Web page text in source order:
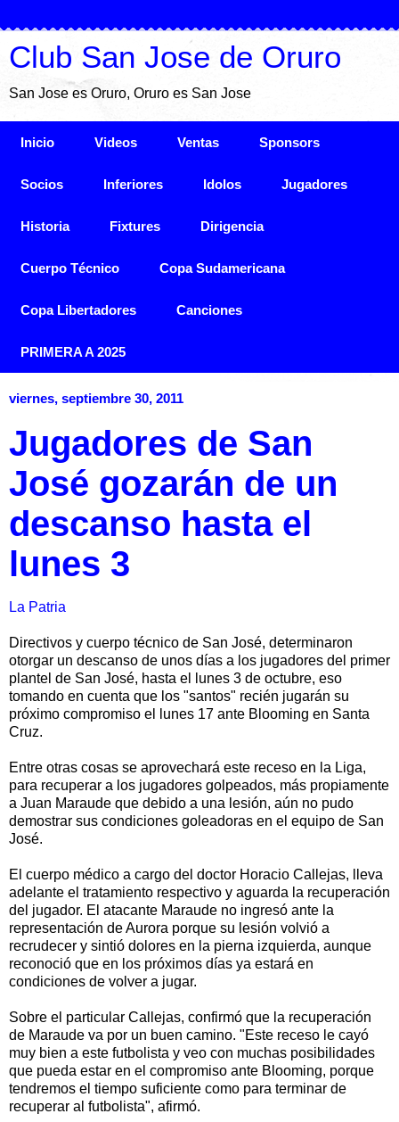
Club San Jose de Oruro
San Jose es Oruro, Oruro es San Jose
Inicio Videos Ventas Sponsors
Socios Inferiores Idolos Jugadores
Historia Fixtures Dirigencia
Cuerpo Técnico Copa Sudamericana
Copa Libertadores Canciones
PRIMERA A 2025
viernes, septiembre 30, 2011
Jugadores de San
José gozarán de un
descanso hasta el
lunes 3
La Patria
Directivos y cuerpo técnico de San José, determinaron
otorgar un descanso de unos días a los jugadores del primer
plantel de San José, hasta el lunes 3 de octubre, eso
tomando en cuenta que los "santos" recién jugarán su
próximo compromiso el lunes 17 ante Blooming en Santa
Cruz.
Entre otras cosas se aprovechará este receso en la Liga,
para recuperar a los jugadores golpeados, más propiamente
a Juan Maraude que debido a una lesión, aún no pudo
demostrar sus condiciones goleadoras en el equipo de San
José.
El cuerpo médico a cargo del doctor Horacio Callejas, lleva
adelante el tratamiento respectivo y aguarda la recuperación
del jugador. El atacante Maraude no ingresó ante la
representación de Aurora porque su lesión volvió a
recrudecer y sintió dolores en la pierna izquierda, aunque
reconoció que en los próximos días ya estará en
condiciones de volver a jugar.
Sobre el particular Callejas, confirmó que la recuperación
de Maraude va por un buen camino. "Este receso le cayó
muy bien a este futbolista y veo con muchas posibilidades
que pueda estar en el compromiso ante Blooming, porque
tendremos el tiempo suficiente como para terminar de
recuperar al futbolista", afirmó.